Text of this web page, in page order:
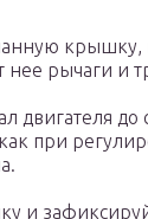
крышку,
нее рычаги и
двигателя до
при
и